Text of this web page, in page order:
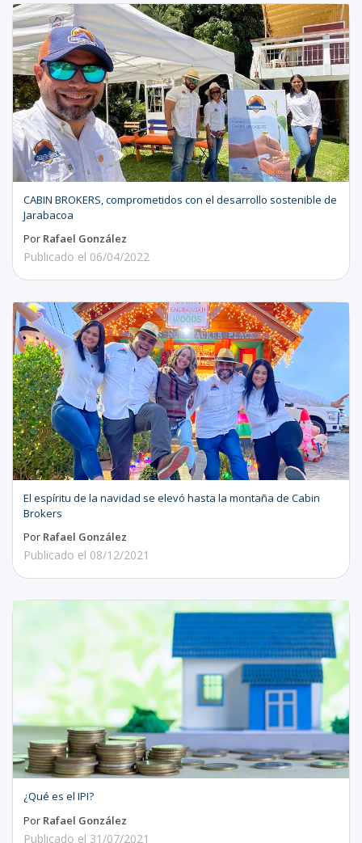
CABIN BROKERS, comprometidos con el desarrollo sostenible de
Jarabacoa
Por Rafael González
Publicado el 06/04/2022
El espíritu de la navidad se elevó hasta la montaña de Cabin
Brokers
Por Rafael González
Publicado el 08/12/2021
​​​​​​​¿Qué es el IPI?
Por Rafael González
Publicado el 31/07/2021